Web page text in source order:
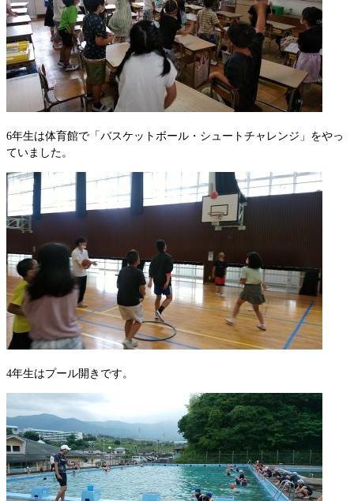
6年生は体育館で「バスケットボール・シュートチャレンジ」をやっ
ていました。
4年生はプール開きです。